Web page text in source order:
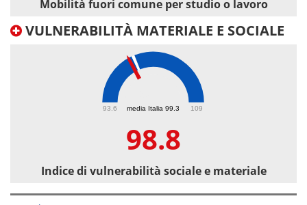
Mobilità fuori comune per studio o lavoro
VULNERABILITÀ MATERIALE E SOCIALE
media Italia 99.3
93.6 109
98.8
Indice di vulnerabilità sociale e materiale